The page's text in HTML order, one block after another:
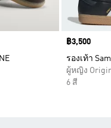
Price
฿3,500
รองเท้า
ผู้หญิง
6 สี